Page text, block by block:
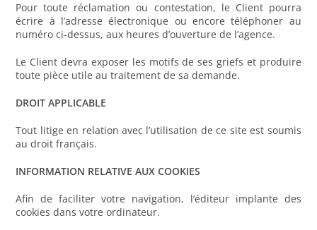
Pour toute réclamation ou contestation, le Client pourra
écrire à l’adresse électronique ou encore téléphoner au
numéro ci-dessus, aux heures d’ouverture de l’agence.
Le Client devra exposer les motifs de ses griefs et produire
toute pièce utile au traitement de sa demande.
DROIT APPLICABLE
Tout litige en relation avec l’utilisation de ce site est soumis
au droit français.
INFORMATION RELATIVE AUX COOKIES
Afin de faciliter votre navigation, l’éditeur implante des
cookies dans votre ordinateur.